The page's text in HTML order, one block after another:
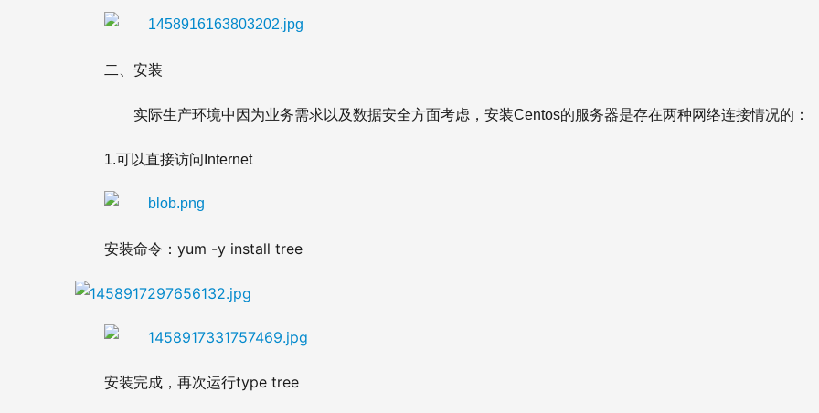
二、安装
实际生产环境中因为业务需求以及数据安全方面考虑，安装Centos的服务器是存在两种网络连接情况的：
1.可以直接访问Internet
安装命令： yum -y install tree
安装完成，再次运行type tree